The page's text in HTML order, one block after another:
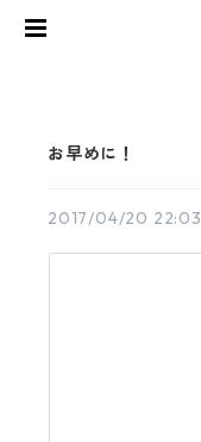
お早めに！
2017/04/20 22:03